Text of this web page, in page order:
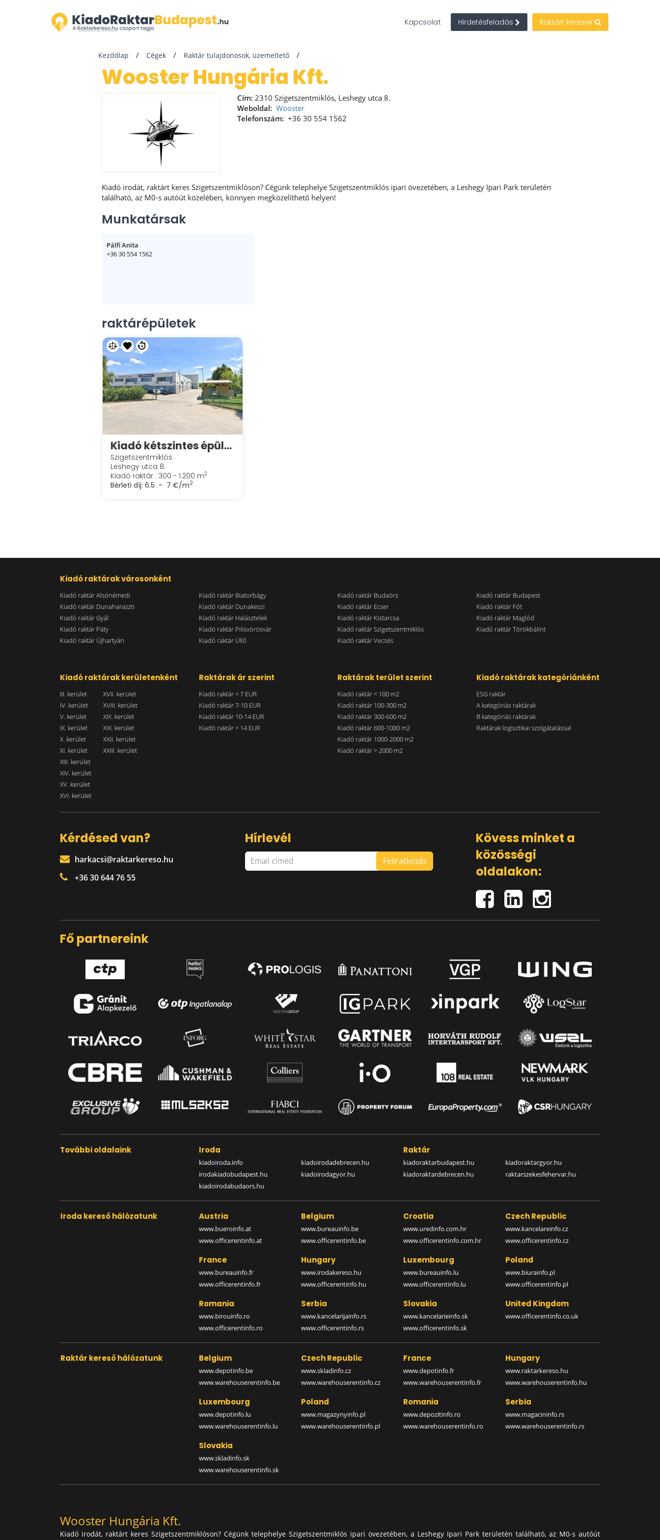
Kapcsolat Hirdetésfeladás Raktárt keresek
Kezdőlap Cégek Raktár tulajdonosok, üzemeltető
Wooster Hungária Kft.
Cím: 2310 Szigetszentmiklós, Leshegy utca 8.
Weboldal: Wooster
Telefonszám: +36 30 554 1562
Kiadó irodát, raktárt keres Szigetszentmiklóson? Cégünk telephelye Szigetszentmiklós ipari övezetében, a Leshegy Ipari Park területén
található, az M0-s autóút közelében, könnyen megközelíthető helyen!
Munkatársak
Pálfi Anita
+36 30 554 1562
raktárépületek
Kiadó kétszintes épületrész, a raktárhoz közvetlen, belső, szabad átjárással.
Szigetszentmiklós
Leshegy utca 8.
Kiadó raktár : 300 - 1.200 m2
Bérleti díj: 6.5 - 7 €/m2
Kiadó raktárak városonként
Kiadó raktár Alsónémedi Kiadó raktár Biatorbágy Kiadó raktár Budaörs
Kiadó raktár Budapest
Kiadó raktár Dunaharaszti
Kiadó raktár Dunakeszi Kiadó raktár Ecser
Kiadó raktár Fót
Kiadó raktár Gyál
Kiadó raktár Halásztelek Kiadó raktár Kistarcsa
Kiadó raktár Maglód
Kiadó raktár Páty
Kiadó raktár Pilisvörösvár Kiadó raktár Szigetszentmiklós
Kiadó raktár Törökbálint
Kiadó raktár Újhartyán
Kiadó raktár Üllő Kiadó raktár Vecsés
Kiadó raktárak kerületenként
III. kerület
IV. kerület
V. kerület
IX. kerület
X. kerület
XI. kerület
XIII. kerület
XIV. kerület
XV. kerület
XVI. kerület
XVII. kerület
XVIII. kerület
XIX. kerület
XXI. kerület
XXII. kerület
XXIII. kerület
Raktárak ár szerint
Kiadó raktár < 7 EUR
Kiadó raktár 7-10 EUR
Kiadó raktár 10-14 EUR
Kiadó raktár > 14 EUR
Raktárak terület szerint
Kiadó raktár < 100 m2
Kiadó raktár 100-300 m2
Kiadó raktár 300-600 m2
Kiadó raktár 600-1000 m2
Kiadó raktár 1000-2000 m2
Kiadó raktár > 2000 m2
Kiadó raktárak kategóriánként
ESG raktár
A kategóriás raktárak
B kategóriás raktárak
Raktárak logisztikai szolgátatással
Kérdésed van?
harkacsi@raktarkereso.hu
+36 30 644 76 55
Hírlevél
Kövess minket a
közösségi
oldalakon:
Fő partnereink
További oldalaink Iroda
kiadoiroda.info
irodakiadobudapest.hu
kiadoirodabudaors.hu
kiadoirodadebrecen.hu
kiadoirodagyor.hu
Raktár
kiadoraktarbudapest.hu
kiadoraktardebrecen.hu
kiadoraktargyor.hu
raktarszekesfehervar.hu
Iroda kereső hálózatunk Austria
www.bueroinfo.at
www.officerentinfo.at
Belgium
www.bureauinfo.be
www.officerentinfo.be
Croatia
www.uredinfo.com.hr
www.officerentinfo.com.hr
Czech Republic
www.kancelareinfo.cz
www.officerentinfo.cz
France
www.bureauinfo.fr
www.officerentinfo.fr
Hungary
www.irodakereso.hu
www.officerentinfo.hu
Luxembourg
www.bureauinfo.lu
www.officerentinfo.lu
Poland
www.biurainfo.pl
www.officerentinfo.pl
Romania
www.birouinfo.ro
www.officerentinfo.ro
Serbia
www.kancelarijainfo.rs
www.officerentinfo.rs
Slovakia
www.kancelarieinfo.sk
www.officerentinfo.sk
United Kingdom
www.officerentinfo.co.uk
Raktár kereső hálózatunk Belgium
www.depotinfo.be
www.warehouserentinfo.be
Czech Republic
www.skladinfo.cz
www.warehouserentinfo.cz
France
www.depotinfo.fr
www.warehouserentinfo.fr
Hungary
www.raktarkereso.hu
www.warehouserentinfo.hu
Luxembourg
www.depotinfo.lu
www.warehouserentinfo.lu
Poland
www.magazynyinfo.pl
www.warehouserentinfo.pl
Romania
www.depozitinfo.ro
www.warehouserentinfo.ro
Serbia
www.magacininfo.rs
www.warehouserentinfo.rs
Slovakia
www.skladinfo.sk
www.warehouserentinfo.sk
Wooster Hungária Kft.
Kiadó irodát, raktárt keres Szigetszentmiklóson? Cégünk telephelye Szigetszentmiklós ipari övezetében, a Leshegy Ipari Park területén található, az M0-s autóút